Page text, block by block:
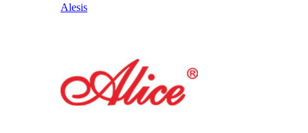
Alesis